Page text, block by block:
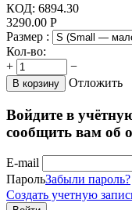
КОД: 6894.30
3290.00 Р
Размер :
Кол-во:
+
−
В корзину Отложить
Войдите в
сообщить вам об
E-mail
ПарольЗабыли пароль?
Создать учетную